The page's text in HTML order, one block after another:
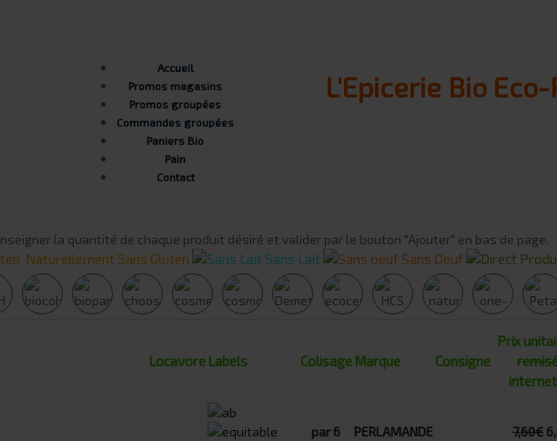
L'Epicerie Bio
Accueil
Promos magasins
Promos groupées
Commandes groupées
Paniers Bio
Pain
Contact
la quantité de chaque produit désiré et valider par le bouton "Ajouter" en bas de page.
Naturellement Sans Gluten Sans Lait Sans Oeuf
Locavore Labels Colisage Marque Consigne
Prix
internet
par 6 PERLAMANDE 7,60€